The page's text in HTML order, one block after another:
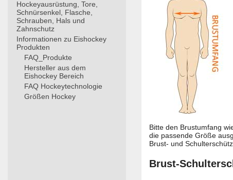
Hockeyausrüstung, Tore,
Schnürsenkel, Flasche,
Schrauben, Hals und
Zahnschutz
Informationen zu Eishockey
Produkten
FAQ_Produkte
Hersteller aus dem
Eishockey Bereich
FAQ Hockeytechnologie
Größen Hockey
Bitte den Brustumfang
die passende Größe
Brust- und
Brust-